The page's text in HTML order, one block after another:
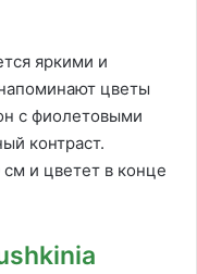
яркими и
цветы
с фиолетовыми
контраст.
и цветет в конце